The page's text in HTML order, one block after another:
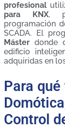
profesional
para KNX,
programación
SCADA. El
Máster donde
edificio
adquiridas en
Para
Control